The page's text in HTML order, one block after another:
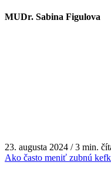
MUDr. Sabina Figulova
23. augusta 2024 / 3 min.
Ako často meniť zubnú